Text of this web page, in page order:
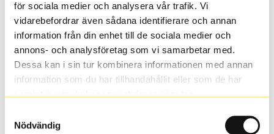
för sociala medier och analysera vår trafik. Vi
vidarebefordrar även sådana identifierare och annan
information från din enhet till de sociala medier och
annons- och analysföretag som vi samarbetar med.
Dessa kan i sin tur kombinera informationen med annan
information som du har tillhandahållit eller som de har
Nödvändig
Passar detta däck min bil?
Ange registreringsnummer för att se om det däck du
valt passar din bilmodell. Om du köper däck som skall
sättas på dina befintliga fälgar, se till att kolla en extra
inte vara samma dimension som bilen hade ut från